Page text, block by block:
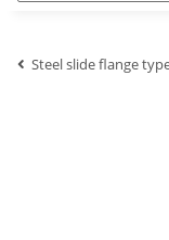
Steel slide flange